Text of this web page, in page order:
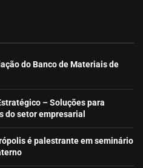
do Banco de Materiais de
– Soluções para
do setor empresarial
é palestrante em seminário